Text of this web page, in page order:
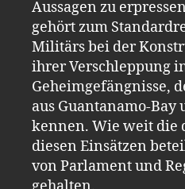
Aussagen zu
gehört zum
Militärs bei der
ihrer Verschleppung
Geheimgefängnisse,
aus Guantanamo-Bay
kennen. Wie weit die
diesen Einsätzen
von Parlament und